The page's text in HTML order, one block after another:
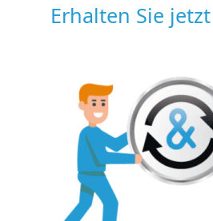
Erhalten Sie